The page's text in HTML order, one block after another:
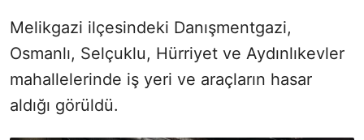
Melikgazi ilçesindeki Danışmentgazi,
Osmanlı, Selçuklu, Hürriyet ve Aydınlıkevler
mahallelerinde iş yeri ve araçların hasar
aldığı görüldü.